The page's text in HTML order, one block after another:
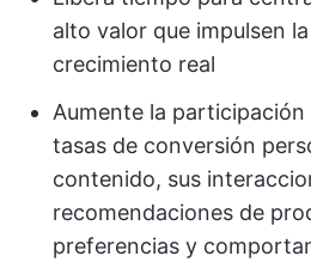
alto valor que impulsen
crecimiento real
Aumente la
tasas de conversión
contenido, sus
recomendaciones de
preferencias y